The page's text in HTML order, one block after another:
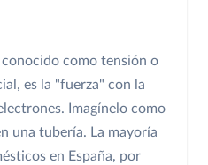
conocido como tensión o
es la "fuerza" con la
Imagínelo como
una tubería. La mayoría
en España, por